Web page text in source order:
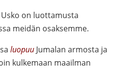
on luottamusta
meidän osaksemme.
luopuu Jumalan armosta ja
kulkemaan maailman